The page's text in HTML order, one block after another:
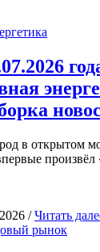
в открытом
произвёл
/Читать
рынок